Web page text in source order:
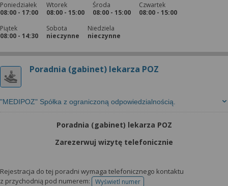
Poniedziałek
08:00 - 17:00
Wtorek
08:00 - 15:00
Środa
08:00 - 15:00
Czwartek
08:00 - 15:00
Piątek
08:00 - 14:30
Sobota
nieczynne
Niedziela
nieczynne
Poradnia (gabinet) lekarza POZ
"MEDIPOZ" Spółka z ograniczoną odpowiedzialnością.
Poradnia (gabinet) lekarza POZ
Zarezerwuj wizytę telefonicznie
Rejestracja do tej poradni wymaga telefonicznego kontaktu
z przychodnią pod numerem:
Wyświetl numer